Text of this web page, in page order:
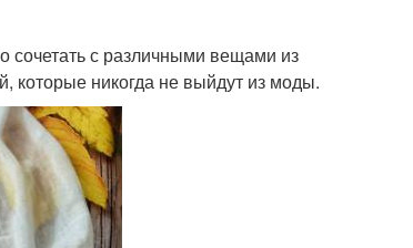
с различными вещами из
которые никогда не выйдут из моды.